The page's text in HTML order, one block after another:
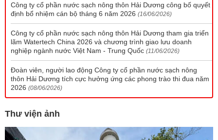
Công ty cổ phần nước sạch nông thôn Hải Dương công bố quyết
định bổ nhiệm cán bộ tháng 6 năm 2026 (16/06/2026)
Công ty cổ phần nước sạch nông thôn Hải Dương tham gia triển
lãm Watertech China 2026 và chương trình giao lưu doanh
nghiệp ngành nước Việt Nam - Trung Quốc (11/06/2026)
Đoàn viên, người lao động Công ty cổ phần nước sạch nông
thôn Hải Dương tích cực hưởng ứng các phong trào thi đua năm
2026 (08/06/2026)
Thư viện ảnh